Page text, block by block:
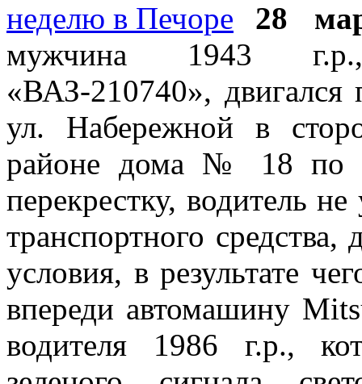
28
мужчина 1943 г.р.,
«ВАЗ-210740»,
ул. Набережной в
районе дома № 18 по
перекрестку, водитель
транспортного
условия, в результате
впереди автомашину
водителя 1986 г.р.,